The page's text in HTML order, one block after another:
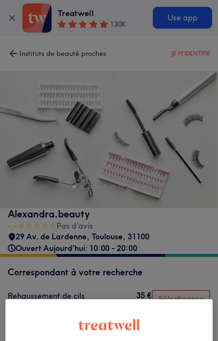
Treatwell
130K
Use app
Instituts de beauté proches JE M'IDENTIFIE
Alexandra.beauty
-,-
Pas d'avis
29 Av. de Lardenne, Toulouse, 31100
Ouvert Aujourd'hui: 10:00 - 20:00
Correspondant à votre recherche
Rehaussement de cils
35 € Sélectionner